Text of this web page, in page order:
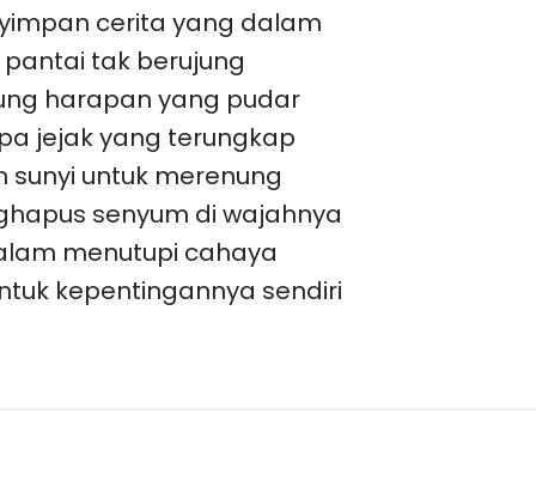
cerita yang dalam
tak berujung
harapan yang pudar
jejak yang terungkap
sunyi untuk merenung
senyum di wajahnya
menutupi cahaya
kepentingannya sendiri